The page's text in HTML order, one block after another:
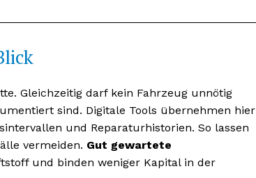
Gleichzeitig darf kein Fahrzeug unnötig
sind. Digitale Tools übernehmen hier
und Reparaturhistorien. So lassen
vermeiden. Gut gewartete
und binden weniger Kapital in der